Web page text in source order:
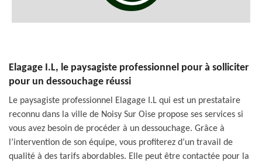
Elagage I.L, le paysagiste professionnel pour à solliciter
pour un dessouchage réussi
Le paysagiste professionnel Elagage I.L qui est un prestataire
reconnu dans la ville de Noisy Sur Oise propose ses services si
vous avez besoin de procéder à un dessouchage. Grâce à
l’intervention de son équipe, vous profiterez d’un travail de
qualité à des tarifs abordables. Elle peut être contactée pour la